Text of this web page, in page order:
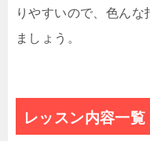
りやすいので、色ん
ましょう。
レッスン内容一覧